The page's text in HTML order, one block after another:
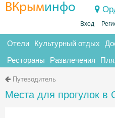
ВКрыминфо
Вход
Отели Культурный отдых
Рестораны Развлечения
Путеводитель
Места для прогулок в